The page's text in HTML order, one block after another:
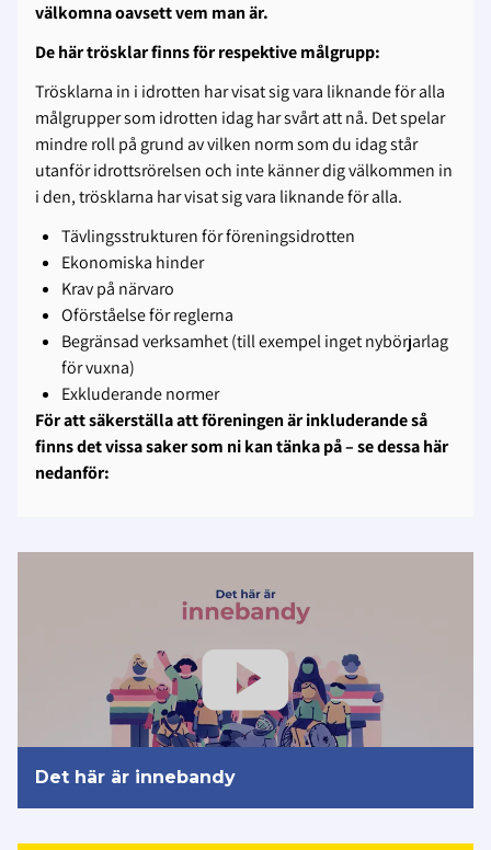
välkomna oavsett vem man är.
De här trösklar finns för respektive målgrupp:
Trösklarna in i idrotten har visat sig vara liknande för alla
målgrupper som idrotten idag har svårt att nå. Det spelar
mindre roll på grund av vilken norm som du idag står
utanför idrottsrörelsen och inte känner dig välkommen in
i den, trösklarna har visat sig vara liknande för alla.
Tävlingsstrukturen för föreningsidrotten
Ekonomiska hinder
Krav på närvaro
Oförståelse för reglerna
Begränsad verksamhet (till exempel inget nybörjarlag
för vuxna)
Exkluderande normer
För att säkerställa att föreningen är inkluderande så
finns det vissa saker som ni kan tänka på – se dessa här
nedanför:
Det här är innebandy